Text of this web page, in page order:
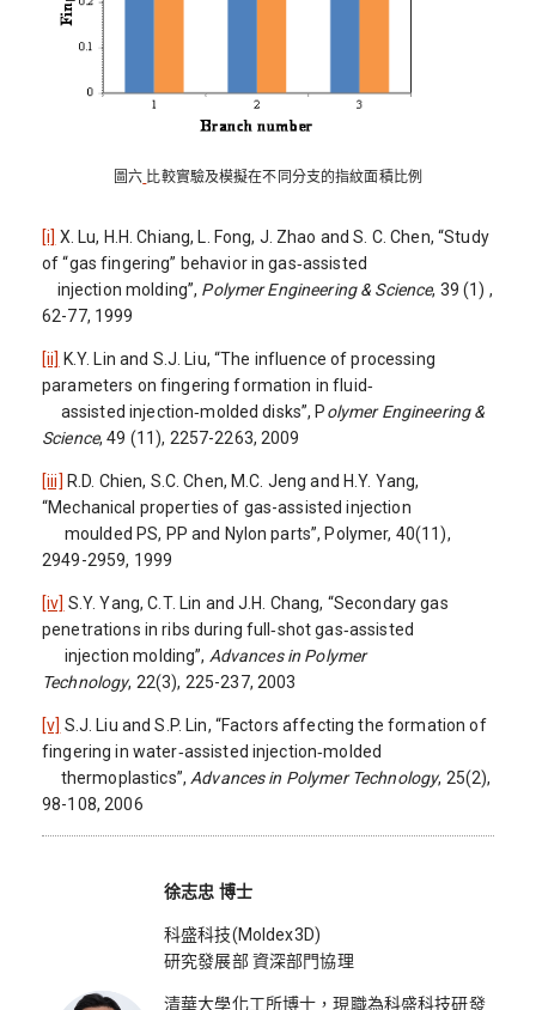
圖六 比較實驗及模擬在不同分支的指紋面積比例
[i] X. Lu, H.H. Chiang, L. Fong, J. Zhao and S. C. Chen, “Study
of “gas fingering” behavior in gas‐assisted
injection molding”, Polymer Engineering & Science, 39 (1) ,
62-77, 1999
[ii] K.Y. Lin and S.J. Liu, “The influence of processing
parameters on fingering formation in fluid‐
assisted injection‐molded disks”, Polymer Engineering &
Science, 49 (11), 2257-2263, 2009
[iii] R.D. Chien, S.C. Chen, M.C. Jeng and H.Y. Yang,
“Mechanical properties of gas-assisted injection
moulded PS, PP and Nylon parts”, Polymer, 40(11),
2949-2959, 1999
[iv] S.Y. Yang, C.T. Lin and J.H. Chang, “Secondary gas
penetrations in ribs during full‐shot gas‐assisted
injection molding”, Advances in Polymer
Technology, 22(3), 225-237, 2003
[v] S.J. Liu and S.P. Lin, “Factors affecting the formation of
fingering in water‐assisted injection‐molded
thermoplastics”,Advances in Polymer Technology, 25(2),
98-108, 2006
徐志忠 博士
科盛科技(Moldex3D)
研究發展部 資深部門協理
清華大學化工所博士，現職為科盛科技研發